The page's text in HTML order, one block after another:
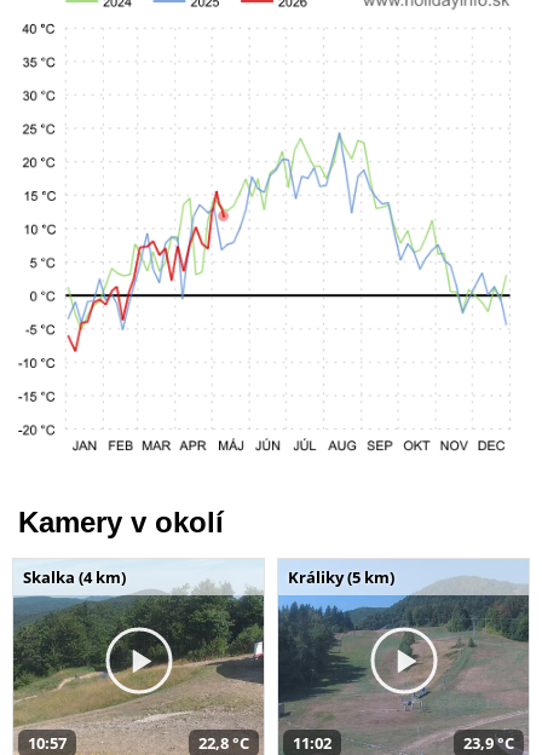
Kamery v okolí
Skalka (4 km)
10:57 22,8 °C
Králiky (5 km)
11:02 23,9 °C